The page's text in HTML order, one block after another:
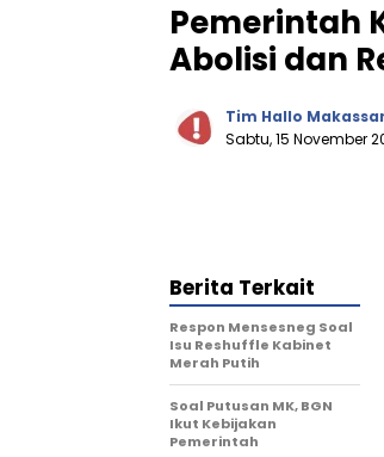
Pemerintah
Abolisi dan
Tim Hallo Makassar
Sabtu, 15 November
Berita Terkait
Respon Mensesneg Soal
Isu Reshuffle Kabinet
Merah Putih
Soal Putusan MK, BGN
Ikut Kebijakan
Pemerintah